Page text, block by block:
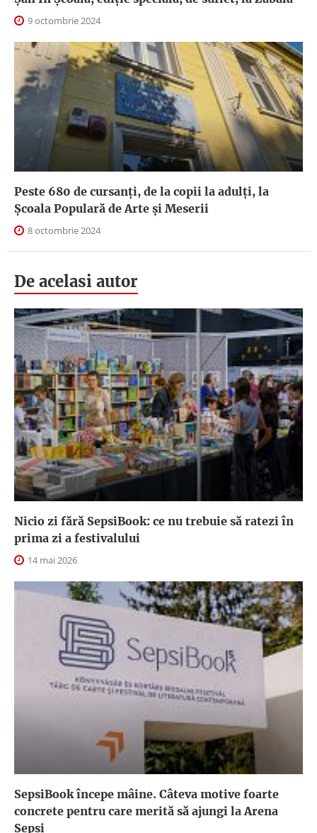
9 octombrie 2024
Peste 680 de cursanți, de la copii la adulți, la
Școala Populară de Arte și Meserii
8 octombrie 2024
De acelasi autor
Nicio zi fără SepsiBook: ce nu trebuie să ratezi în
prima zi a festivalului
14 mai 2026
SepsiBook începe mâine. Câteva motive foarte
concrete pentru care merită să ajungi la Arena
Sepsi